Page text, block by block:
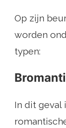
Op zijn
worden
typen:
In dit geval